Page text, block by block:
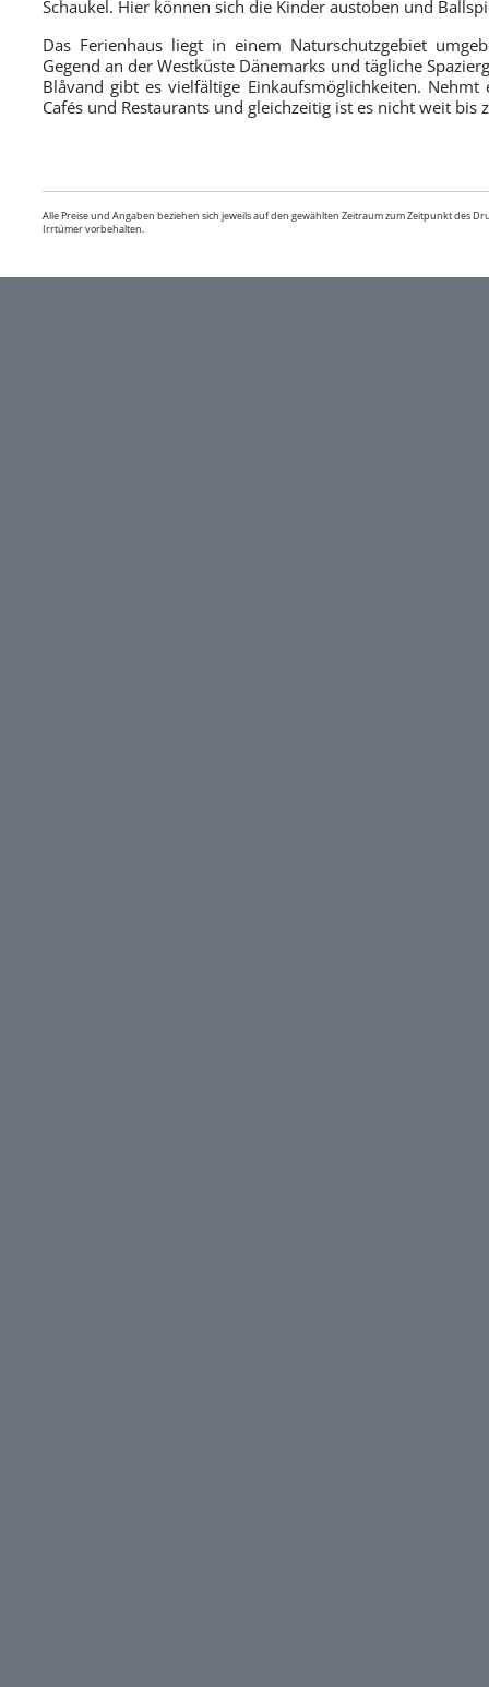
Schaukel. Hier können sich die Kinder austoben und
Das Ferienhaus liegt in einem Naturschutzgebiet
Gegend an der Westküste Dänemarks und tägliche
Blåvand gibt es vielfältige Einkaufsmöglichkeiten.
Cafés und Restaurants und gleichzeitig ist es nicht weit bis
Alle Preise und Angaben beziehen sich jeweils auf den gewählten Zeitraum zum Zeitpunkt des
Irrtümer vorbehalten.